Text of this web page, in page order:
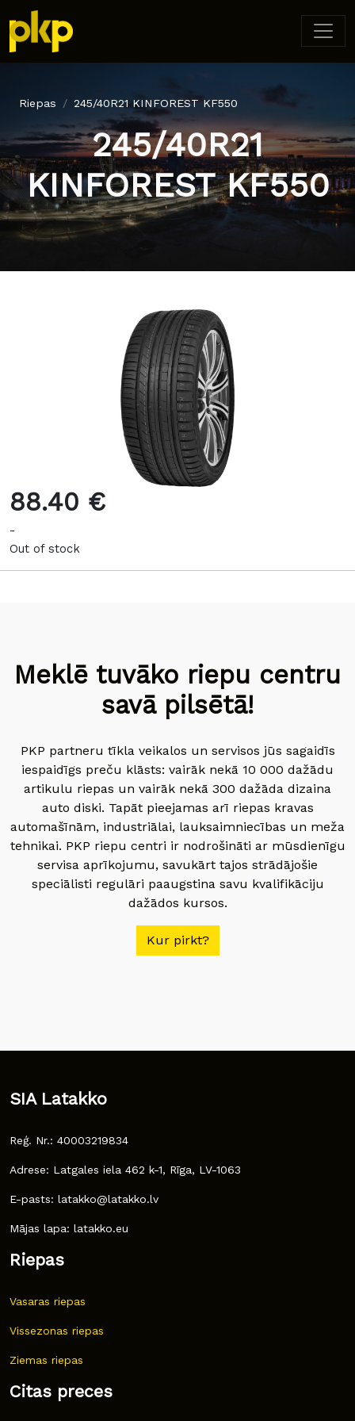
Riepas 245/40R21 KINFOREST KF550
245/40R21
KINFOREST KF550
88.40 €
-
Out of stock
Meklē tuvāko riepu centru
savā pilsētā!
PKP partneru tīkla veikalos un servisos jūs sagaidīs
iespaidīgs preču klāsts: vairāk nekā 10 000 dažādu
artikulu riepas un vairāk nekā 300 dažāda dizaina
auto diski. Tapāt pieejamas arī riepas kravas
automašīnām, industriālai, lauksaimniecības un meža
tehnikai. PKP riepu centri ir nodrošināti ar mūsdienīgu
servisa aprīkojumu, savukārt tajos strādājošie
speciālisti regulāri paaugstina savu kvalifikāciju
dažādos kursos.
Kur pirkt?
SIA Latakko
Reģ. Nr.: 40003219834
Adrese: Latgales iela 462 k-1, Rīga, LV-1063
E-pasts: latakko@latakko.lv
Mājas lapa: latakko.eu
Riepas
Vasaras riepas
Vissezonas riepas
Ziemas riepas
Citas preces